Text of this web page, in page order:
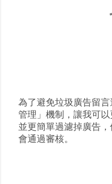
張
貼
留
為了避免垃圾廣告留
管理」機制，讓我可以
並更簡單過濾掉廣告
會通過審核。